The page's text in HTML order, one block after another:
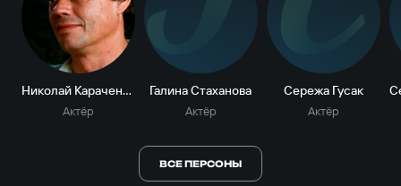
Николай Караченцов
Актёр
Галина Стаханова
Актёр
Сережа Гусак
Актёр
ВСЕ ПЕРСОНЫ